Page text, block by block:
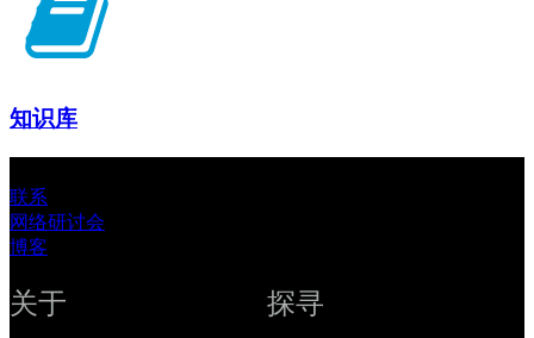
知识库
联系
网络研讨会
博客
关于 探寻